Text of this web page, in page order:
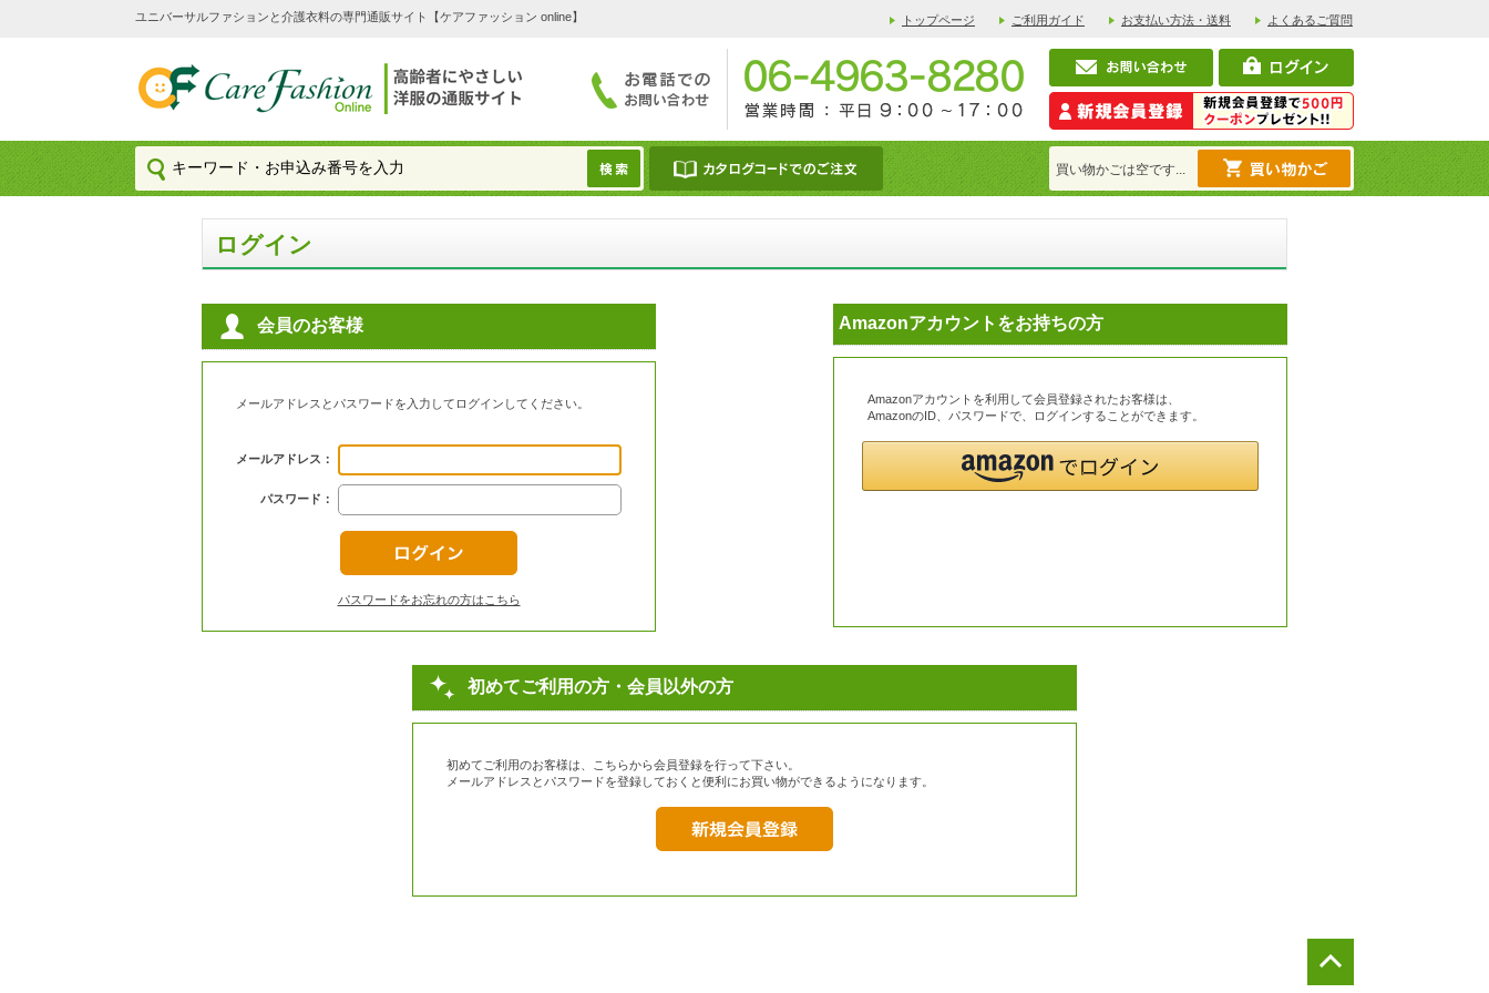
ユニバーサルファションと介護衣料の専門通販サイト【ケアファッション online】 トップページ ご利用ガイド お支払い方法・送料 よくあるご質問
買い物かごは空です...
ログイン
会員のお客様
メールアドレスとパスワードを入力してログインしてください。
メールアドレス：
パスワード：
パスワードをお忘れの方はこちら
Amazonアカウントをお持ちの方
Amazonアカウントを利用して会員登録されたお客様は、
AmazonのID、パスワードで、ログインすることができます。
初めてご利用の方・会員以外の方
初めてご利用のお客様は、こちらから会員登録を行って下さい。
メールアドレスとパスワードを登録しておくと便利にお買い物ができるようになります。